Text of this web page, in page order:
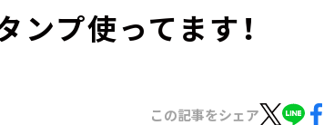
ンプ使ってます！
この記事をシェア